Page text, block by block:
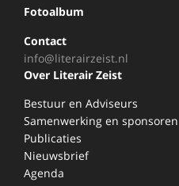
Fotoalbum
Contact
info@literairzeist.nl
Over Literair Zeist
Bestuur en Adviseurs
Samenwerking en sponsoren
Publicaties
Nieuwsbrief
Agenda